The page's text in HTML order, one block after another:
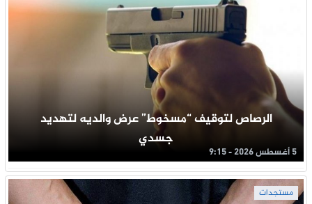
الرصاص لتوقيف “مسخوط” عرض والديه لتهديد
جسدي
5 أغسطس 2026 - 9:15
مستجدات